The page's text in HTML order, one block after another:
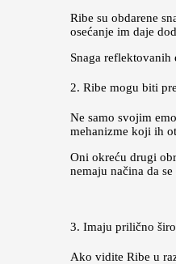
Ribe su obdarene
osećanje im daje
Snaga
2. Ribe mogu biti
Ne samo svojim
mehanizme koji ih
Oni okreću drugi
nemaju načina da
3. Imaju prilično
Ako vidite Ribe u